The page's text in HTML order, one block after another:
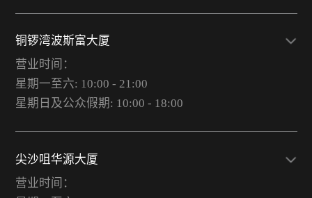
铜锣湾波斯富大厦
营业时间：
星期一至六: 10:00 - 21:00
星期日及公众假期: 10:00 - 18:00
尖沙咀华源大厦
营业时间：